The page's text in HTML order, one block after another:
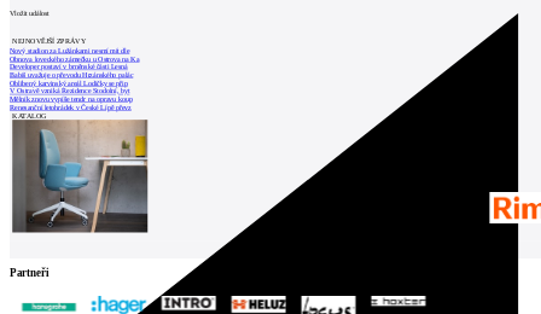
Vložit událost
NEJNOVĚJŠÍ ZPRÁVY
Nový stadion za Lužánkami nesmí mít dle
Obnova loveckého zámečku u Ostrova na Ka
Developer postaví v brněnské části Lesná
Babiš uvažuje o převodu Hrzánského palác
Oblíbený karvinský areál Lodičky se přip
V Ostravě vzniká Rezidence Stodolní, byt
Mělník znovu vypíše tendr na opravu koup
Renesanční letohrádek v České Lípě převz
KATALOG
Partneři